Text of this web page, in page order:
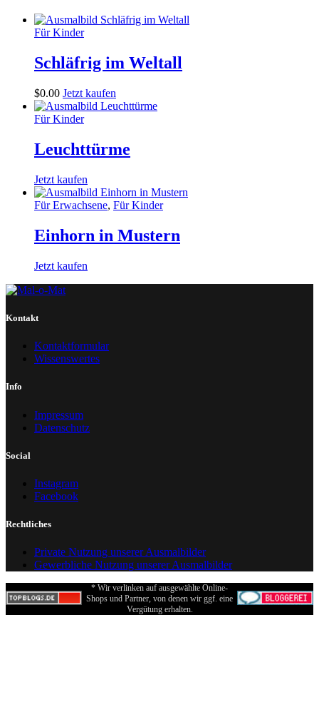
Für Kinder
Schläfrig im Weltall
$0.00 Jetzt kaufen
Für Kinder
Leuchttürme
Jetzt kaufen
Für Erwachsene, Für Kinder
Einhorn in Mustern
Jetzt kaufen
Kontakt
Kontaktformular
Wissenswertes
Info
Impressum
Datenschutz
Social
Instagram
Facebook
Rechtliches
Private Nutzung unserer Ausmalbilder
Gewerbliche Nutzung unserer Ausmalbilder
* Wir verlinken auf ausgewählte Online-
Shops und Partner, von denen wir ggf. eine
Vergütung erhalten.